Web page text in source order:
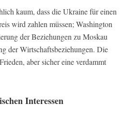
kaum, dass die Ukraine für einen
wird zahlen müssen; Washington
der Beziehungen zu Moskau
der Wirtschaftsbeziehungen. Die
aber sicher eine verdammt
Interessen